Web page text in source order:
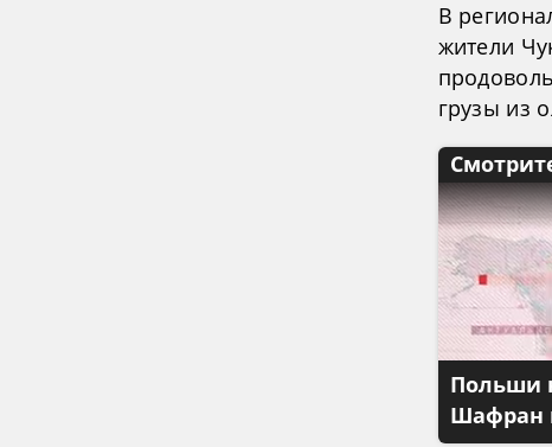
В
жители
грузы из
Польши
Шафран